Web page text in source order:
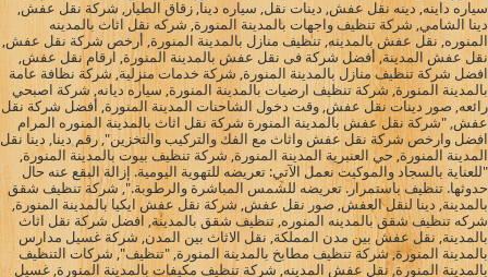
سياره داينه, دينه نقل عفش, دينات نقل, سياره دينا, زقاق الطيار, شركة نقل عفش,
دينا الشامي, شركة تنظيف واجهات بالمدينة المنورة, شركه نقل اثاث بالمدينه
المنوره, نقل عفش بالمدينه, تنظيف منازل بالمدينة المنورة, أرخص شركة نقل عفش,
نقل عفش المدينة, أفضل شركة فى نقل عفش بالمدينة المنورة, ارقام نقل عفش,
افضل شركة تنظيف منازل بالمدينة المنورة, شركة خدمات منزلية, شركة نظافة عامة
بالمدينة المنورة, شركة تنظيف ارضيات بالمدينة المنورة, سياره ديانه, شركة اصبحي
رائعه, صور دينات نقل عفش, وقت دخول الشاحنات المدينة المنورة, أفضل شركة نقل
عفش, "شركة نقل عفش بالمدينة المنورة شركة نقل اثاث بالمدينة المنوره المرام
افضل وارخص شركة نقل عفش واثاث مع الفك والتركيب والتخزين", رقم دينا, دينا نقل
المدينة المنورة, حي العنبرية المدينة المنورة, شركة تنظيف بيوت بالمدينة المنورة,
"للعناية بالسجاد والموكيت نعمل الآتي: تعريضه للتهوية اليومية. إزالة البقع عنه حال
حدوثها. تنظيف باستمرار. تعريضه للشمس المباشرة والرطوبة.", شركة تنظيف شقق
بالمدينة, دينا لنقل العفش, صور نقل عفش, شركة نقل عفش ايكيا بالمدينة المنورة,
شركه تنظيف شقق بالمدينه المنوره, تنظيف شقق بالمدينة, افضل شركة نقل اثاث
بالمدينة, نقل عفش بين مدن المملكة, نقل الاثاث بين المدن, شركة غسيل مدارس
بالمدينة المنورة, شركة تنظيف مطابخ بالمدينة المنورة, "تنظيف", شركات التنظيف
بالمدينة المنورة, نقل عفش المدينه, شركة تنظيف مكيفات بالمدينة المنورة, غسيل